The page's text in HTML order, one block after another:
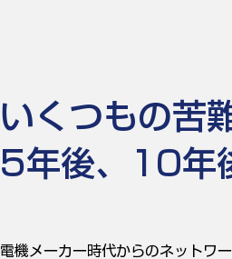
いくつもの苦
5年後、10年
電機メーカー時代からのネットワ